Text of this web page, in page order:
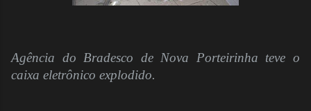
Agência do Bradesco de Nova Porteirinha teve o
caixa eletrônico explodido.